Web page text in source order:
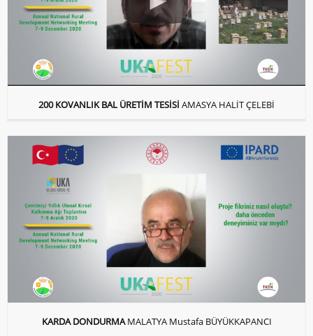
200 KOVANLIK BAL ÜRETİM TESİSİ AMASYA HALİT ÇELEBİ
KARDA DONDURMA MALATYA Mustafa BÜYÜKKAPANCI